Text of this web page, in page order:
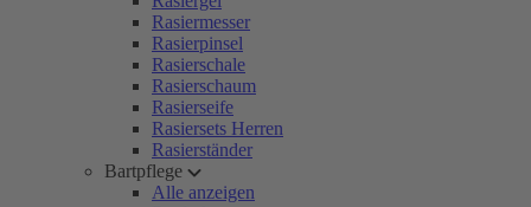
Rasiermesser
Rasierpinsel
Rasierschale
Rasierschaum
Rasierseife
Rasiersets Herren
Rasierständer
Bartpflege
Alle anzeigen